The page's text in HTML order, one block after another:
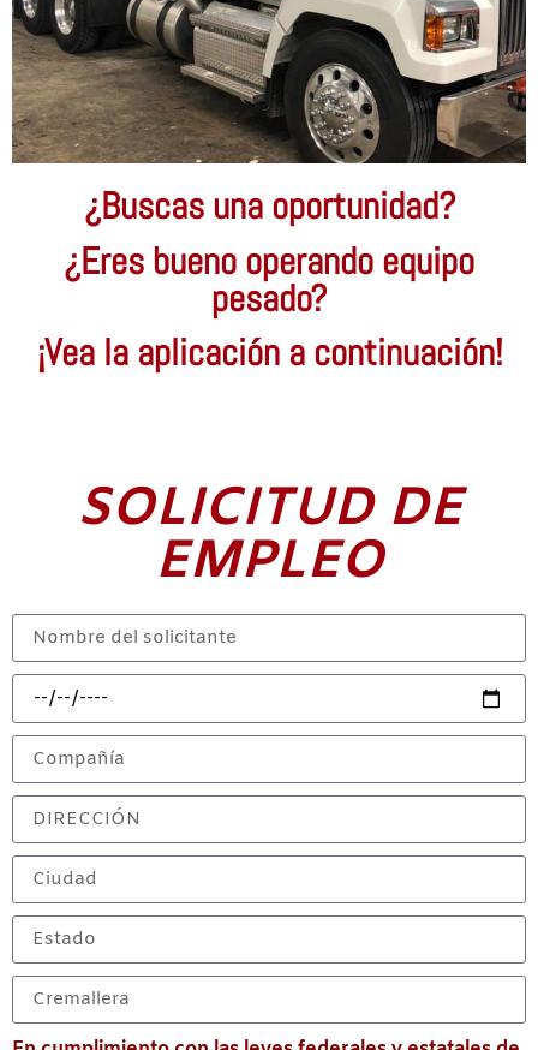
¿Buscas una oportunidad?
¿Eres bueno operando equipo
pesado?
¡Vea la aplicación a continuación!
SOLICITUD DE
EMPLEO